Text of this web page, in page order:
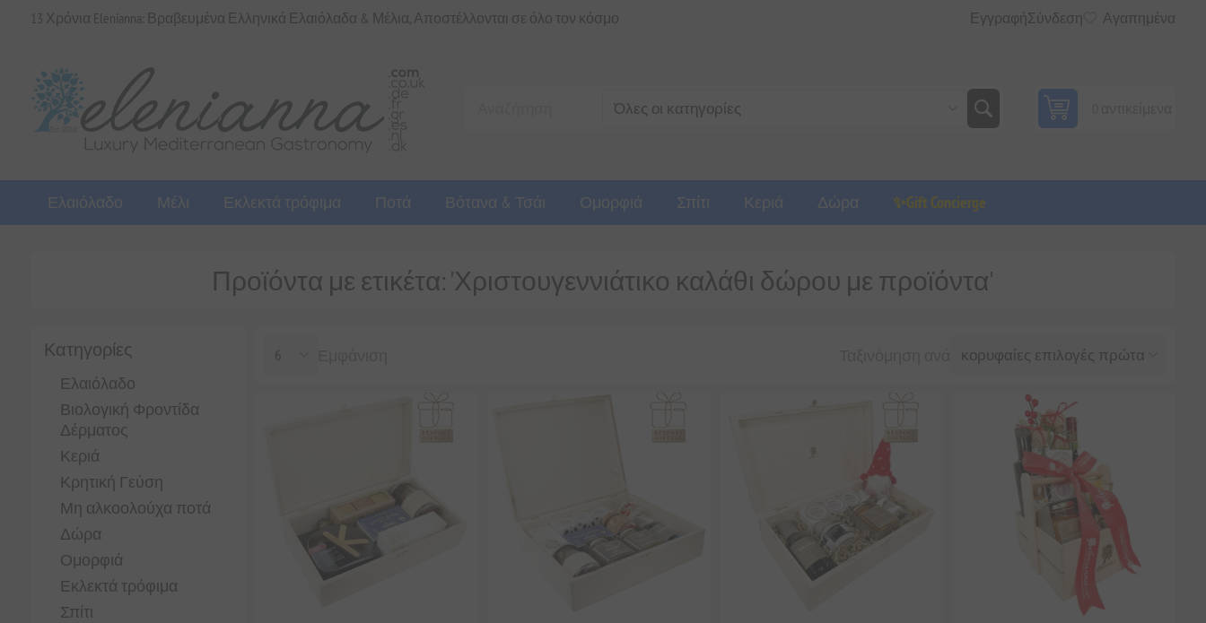
13 Χρόνια Elenianna: Βραβευμένα Ελληνικά Ελαιόλαδα & Μέλια, Αποστέλλονται σε όλο τον κόσμο ΕγγραφήΣύνδεση Αγαπημένα
Ελαιόλαδο Μέλι Εκλεκτά τρόφιμα Ποτά Βότανα & Τσάι Ομορφιά Σπίτι Κεριά Δώρα ✨Gift Concierge
Κατηγορίες
Ελαιόλαδο
Βιολογική Φροντίδα
Δέρματος
Κεριά
Κρητική Γεύση
Μη αλκοολούχα ποτά
Δώρα
Ομορφιά
Εκλεκτά τρόφιμα
Σπίτι
Προϊόντα με ετικέτα: 'Χριστουγεννιάτικο καλάθι δώρου με προϊόντα'